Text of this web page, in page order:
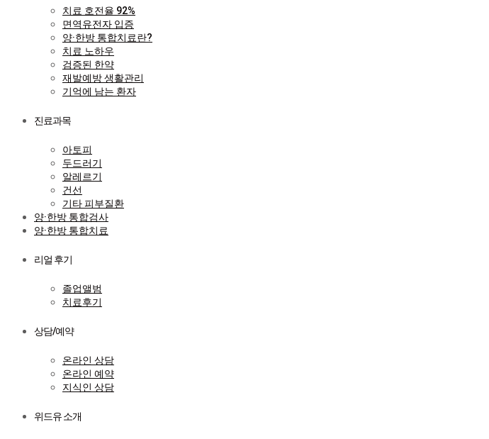
치료 호전율 92%
면역유전자 입증
양·한방 통합치료란?
치료 노하우
검증된 한약
재발예방 생활관리
기억에 남는 환자
진료과목
아토피
두드러기
알레르기
건선
기타 피부질환
양·한방 통합검사
양·한방 통합치료
리얼 후기
졸업앨범
치료후기
상담/예약
온라인 상담
온라인 예약
지식인 상담
위드유 소개